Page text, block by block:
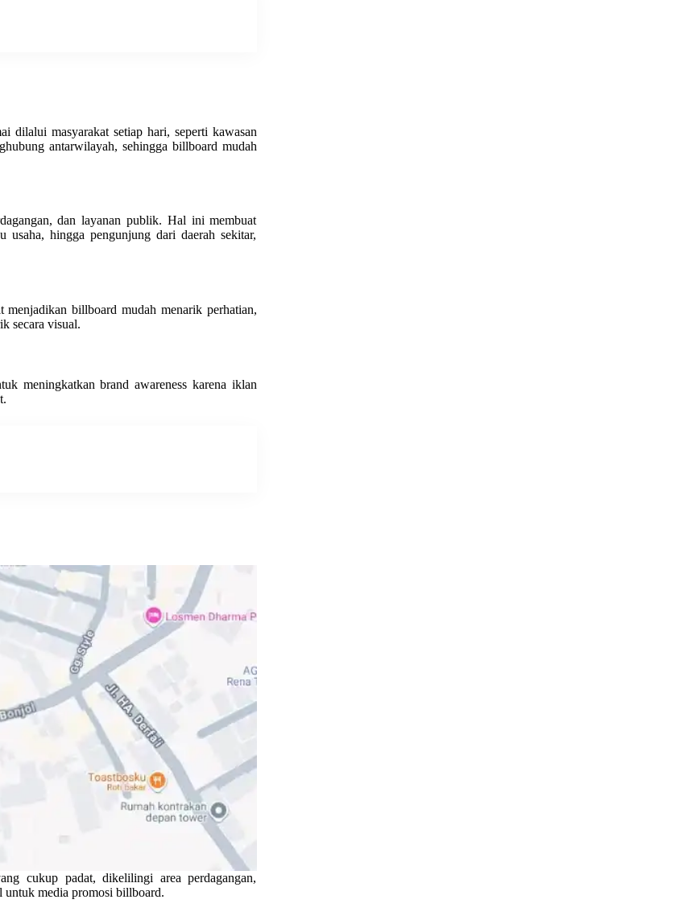
dilalui masyarakat setiap hari, seperti kawasan
antarwilayah, sehingga billboard mudah
dan layanan publik. Hal ini membuat
usaha, hingga pengunjung dari daerah sekitar,
billboard mudah menarik perhatian,
secara visual.
meningkatkan brand awareness karena iklan
cukup padat, dikelilingi area perdagangan,
untuk media promosi billboard.